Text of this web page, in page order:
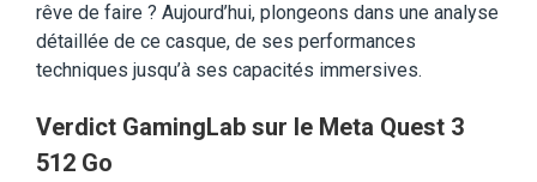
rêve de faire ? Aujourd’hui, plongeons dans une analyse
détaillée de ce casque, de ses performances
techniques jusqu’à ses capacités immersives.
Verdict GamingLab sur le Meta Quest 3
512 Go